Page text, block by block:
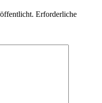
Erforderliche